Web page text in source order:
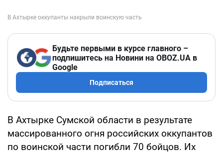
Будьте первыми в курсе главного –
подпишитесь на Новини на OBOZ.UA в
Google
Подписаться
В Ахтырке Сумской области в результате
массированного огня российских оккупантов
по воинской части погибли 70 бойцов. Их